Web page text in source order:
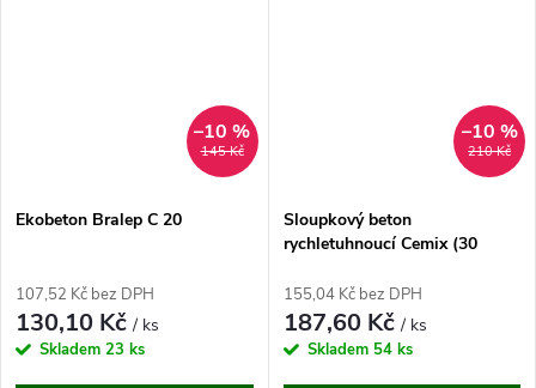
145 Kč
–10 %
Ekobeton Bralep C 20
107,52 Kč bez DPH
130,10 Kč/ ks
Skladem 23 ks
210 Kč
–10 %
Sloupkový beton
rychletuhnoucí Cemix (30
155,04 Kč bez DPH
187,60 Kč/ ks
Skladem 54 ks